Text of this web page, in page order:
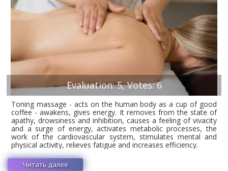
Evaluation: 5, Votes: 6
Toning massage - acts on the human body as a cup of good
coffee - awakens, gives energy. It removes from the state of
apathy, drowsiness and inhibition, causes a feeling of vivacity
and a surge of energy, activates metabolic processes, the
work of the cardiovascular system, stimulates mental and
physical activity, relieves fatigue and increases efficiency.
Читать далее